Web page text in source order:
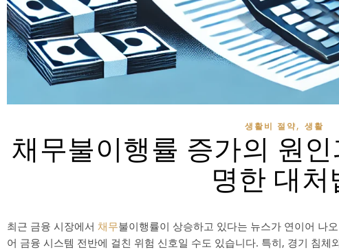
생활비 절약, 생활
채무불이행률 증가의 원
명한 대처
최근 금융 시장에서 채무불이행률이 상승하고 있다는 뉴스가 연이어 나
어 금융 시스템 전반에 걸친 위험 신호일 수도 있습니다. 특히, 경기 침체